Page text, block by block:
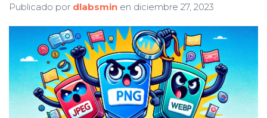
G
A
C
Publicado por dlabsmin en diciembre 27, 2023